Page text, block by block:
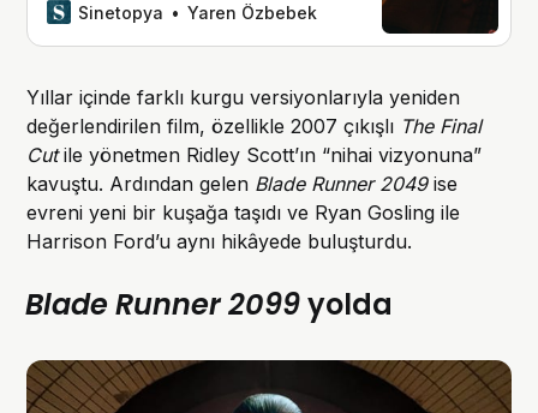
Sinetopya
Yaren Özbebek
Yıllar içinde farklı kurgu versiyonlarıyla yeniden
değerlendirilen film, özellikle 2007 çıkışlı The Final
Cutile yönetmen Ridley Scott’ın “nihai vizyonuna”
kavuştu. Ardından gelen Blade Runner 2049ise
evreni yeni bir kuşağa taşıdı ve Ryan Gosling ile
Harrison Ford’u aynı hikâyede buluşturdu.
Blade Runner 2099yolda